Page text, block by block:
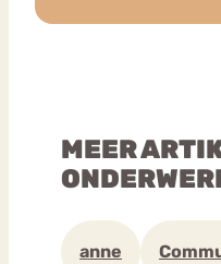
MEER
anne